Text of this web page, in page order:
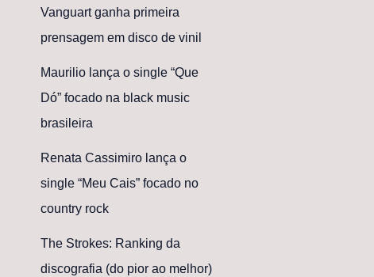
Vanguart ganha primeira
prensagem em disco de vinil
Maurilio lança o single “Que
Dó” focado na black music
brasileira
Renata Cassimiro lança o
single “Meu Cais” focado no
country rock
The Strokes: Ranking da
discografia (do pior ao melhor)